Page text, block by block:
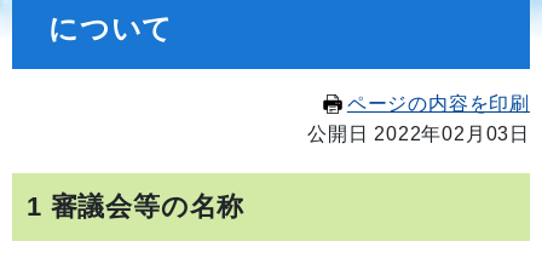
について
ページの内容を印刷
公開日 2022年02月03日
1 審議会等の名称